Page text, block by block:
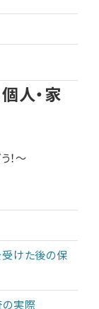
人・家
！～
けた後の保
実際